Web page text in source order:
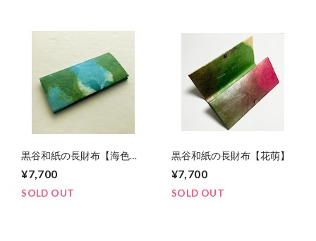
黒谷和紙の長財布【海色】
No.8
¥7,700
SOLD OUT
黒谷和紙の長財布【花萌】
¥7,700
SOLD OUT